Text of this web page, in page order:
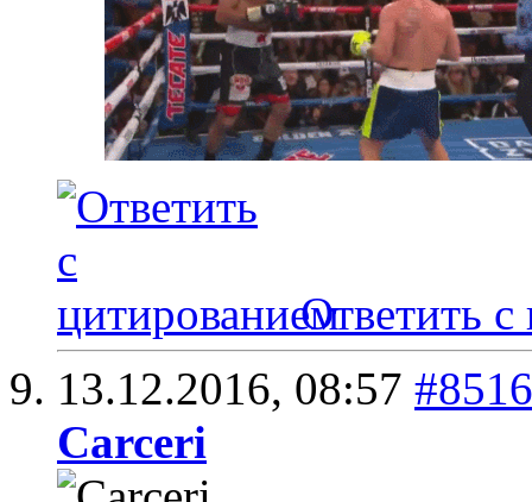
Ответить с
13.12.2016, 08:57 #8516
Carceri